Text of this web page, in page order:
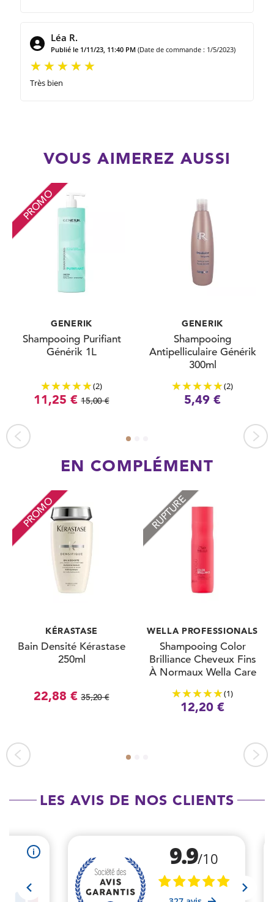
Léa R.
Publié le 1/11/23, 11:40 PM (Date de commande : 1/5/2023)
Très bien
VOUS AIMEREZ AUSSI
PROMO
GENERIK
Shampooing Purifiant
Générik 1L
(2)
11,25 € 15,00 €
GENERIK
Shampooing
Antipelliculaire Générik
300ml
(2)
5,49 €
EN COMPLÉMENT
PROMO
KÉRASTASE
Bain Densité Kérastase
250ml
22,88 € 35,20 €
RUPTURE
WELLA PROFESSIONALS
Shampooing Color
Brilliance Cheveux Fins
À Normaux Wella Care
(1)
12,20 €
LES AVIS DE NOS CLIENTS